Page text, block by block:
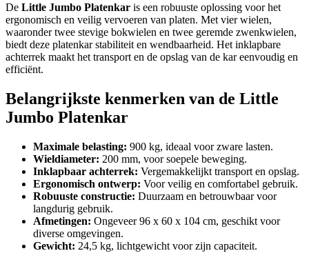
De Little Jumbo Platenkar is een robuuste oplossing voor het
ergonomisch en veilig vervoeren van platen. Met vier wielen,
waaronder twee stevige bokwielen en twee geremde zwenkwielen,
biedt deze platenkar stabiliteit en wendbaarheid. Het inklapbare
achterrek maakt het transport en de opslag van de kar eenvoudig en
efficiënt.
Belangrijkste kenmerken van de Little
Jumbo Platenkar
Maximale belasting: 900 kg, ideaal voor zware lasten.
Wieldiameter: 200 mm, voor soepele beweging.
Inklapbaar achterrek: Vergemakkelijkt transport en opslag.
Ergonomisch ontwerp: Voor veilig en comfortabel gebruik.
Robuuste constructie: Duurzaam en betrouwbaar voor
langdurig gebruik.
Afmetingen: Ongeveer 96 x 60 x 104 cm, geschikt voor
diverse omgevingen.
Gewicht: 24,5 kg, lichtgewicht voor zijn capaciteit.